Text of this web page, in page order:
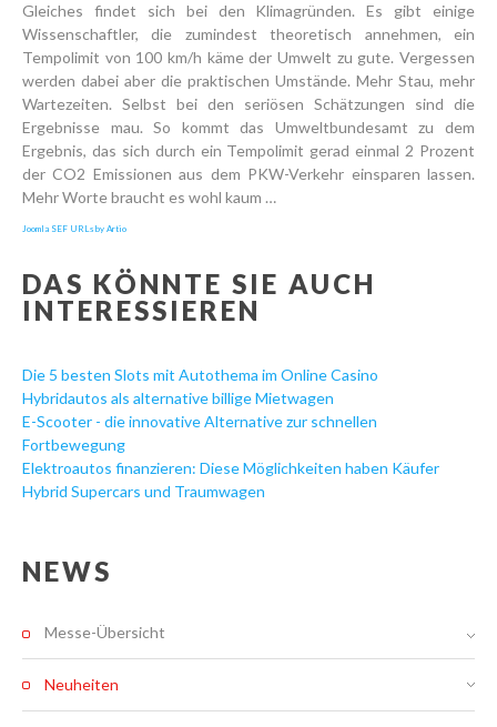
Gleiches findet sich bei den Klimagründen. Es gibt einige
Wissenschaftler, die zumindest theoretisch annehmen, ein
Tempolimit von 100 km/h käme der Umwelt zu gute. Vergessen
werden dabei aber die praktischen Umstände. Mehr Stau, mehr
Wartezeiten. Selbst bei den seriösen Schätzungen sind die
Ergebnisse mau. So kommt das Umweltbundesamt zu dem
Ergebnis, das sich durch ein Tempolimit gerad einmal 2 Prozent
der CO2 Emissionen aus dem PKW-Verkehr einsparen lassen.
Mehr Worte braucht es wohl kaum …
Joomla SEF URLs by Artio
DAS KÖNNTE SIE AUCH
INTERESSIEREN
Die 5 besten Slots mit Autothema im Online Casino
Hybridautos als alternative billige Mietwagen
E-Scooter - die innovative Alternative zur schnellen
Fortbewegung
Elektroautos finanzieren: Diese Möglichkeiten haben Käufer
Hybrid Supercars und Traumwagen
NEWS
Messe-Übersicht
Neuheiten